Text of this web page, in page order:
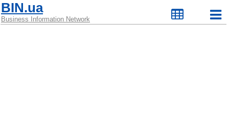
BIN.ua
Business Information Network